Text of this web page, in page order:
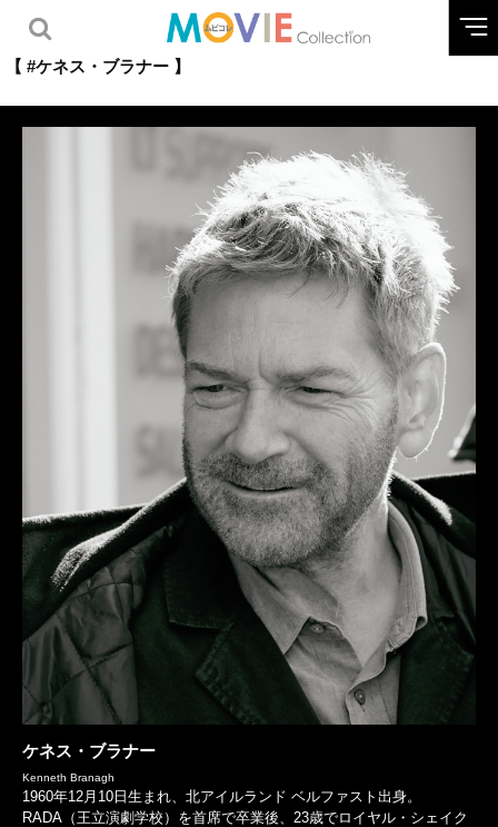
【 #ケネス・ブラナー 】
ケネス・ブラナー
Kenneth Branagh
1960年12月10日生まれ、北アイルランド ベルファスト出身。
RADA（王立演劇学校）を首席で卒業後、23歳でロイヤル・シェイク